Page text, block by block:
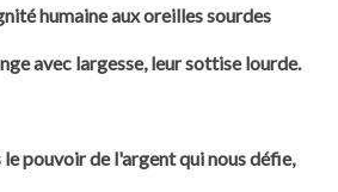
humaine aux oreilles sourdes
avec largesse, leur sottise lourde.
le pouvoir de l'argent qui nous défie,